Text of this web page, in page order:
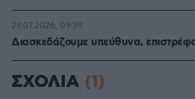
Διασκεδάζουμε υπεύθυνα,
29.07.2026, 09:39
ΣΧΟΛΙΑ (1)